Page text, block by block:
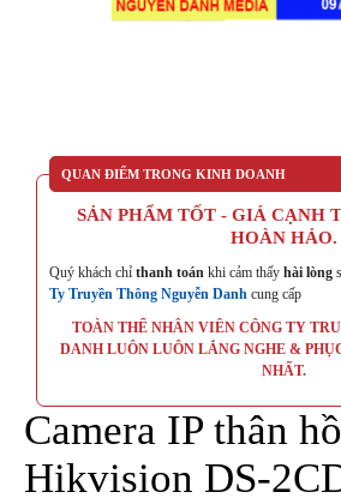
QUAN ĐIỂM TRONG KINH DOANH
SẢN PHẨM TỐT - GIÁ CẠNH
HOÀN HẢO.
Quý khách chỉ thanh toán khi cảm thấy hài lòng
Ty Truyền Thông Nguyễn Danh cung cấp
TOÀN THỂ NHÂN VIÊN CÔNG TY
DANH LUÔN LUÔN LẮNG NGHE &
NHẤT.
Camera IP thân
Hikvision DS-